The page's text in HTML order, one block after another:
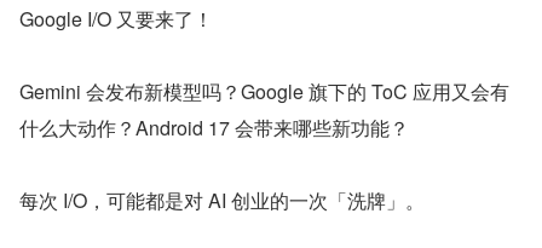
Google I/O 又要来了！
Gemini 会发布新模型吗？Google 旗下的 ToC 应用又会有
什么大动作？Android 17 会带来哪些新功能？
每次 I/O，可能都是对 AI 创业的一次「洗牌」。